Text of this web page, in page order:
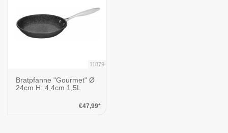
11879
Bratpfanne "Gourmet" Ø
24cm H: 4,4cm 1,5L
€47,99*